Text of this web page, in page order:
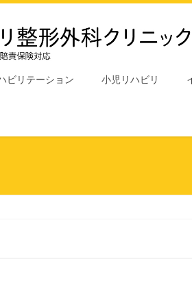
ビリテーション 小児リハビリ